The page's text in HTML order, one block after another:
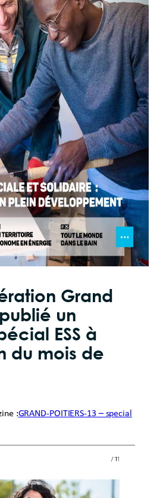
Grand
un
ESS à
du mois de
:GRAND-POITIERS-13 – special